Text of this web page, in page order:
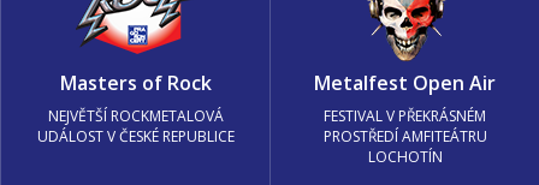
Masters of Rock
NEJVĚTŠÍ ROCKMETALOVÁ
UDÁLOST V ČESKÉ REPUBLICE
Metalfest Open Air
FESTIVAL V PŘEKRÁSNÉM
PROSTŘEDÍ AMFITEÁTRU
LOCHOTÍN